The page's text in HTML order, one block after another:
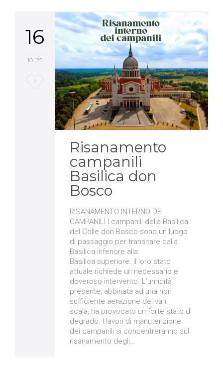
16
10 '25
Love
2
Risanamento
campanili
Basilica don
Bosco
RISANAMENTO INTERNO DEI
CAMPANILI I campanili della Basilica
del Colle don Bosco sono un luogo
di passaggio per transitare dalla
Basilica inferiore alla
Basilica superiore. Il loro stato
attuale richiede un necessario e
doveroso intervento. L’umidità
presente, abbinata ad una non
sufficiente aerazione dei vani
scala, ha provocato un forte stato di
degrado. I lavori di manutenzione
dei campanili si concentreranno sul
risanamento degli…